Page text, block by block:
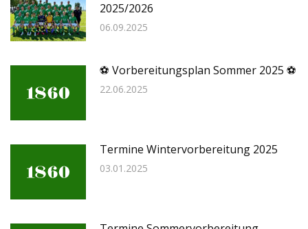
2025/2026
06.09.2025
⚽ Vorbereitungsplan Sommer 2025 ⚽
22.06.2025
Termine Wintervorbereitung 2025
03.01.2025